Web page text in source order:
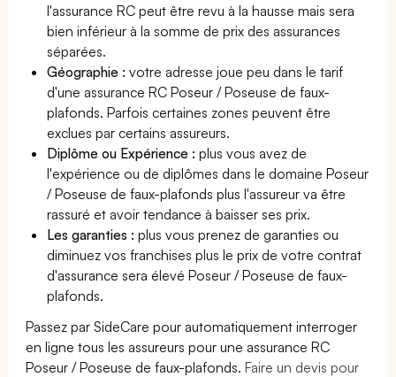
l'assurance RC peut être revu à la hausse mais sera
bien inférieur à la somme de prix des assurances
séparées.
Géographie :votre adresse joue peu dans le tarif
d'une assurance RC Poseur / Poseuse de faux-
plafonds. Parfois certaines zones peuvent être
exclues par certains assureurs.
Diplôme ou Expérience :plus vous avez de
l'expérience ou de diplômes dans le domaine Poseur
/ Poseuse de faux-plafonds plus l'assureur va être
rassuré et avoir tendance à baisser ses prix.
Les garanties :plus vous prenez de garanties ou
diminuez vos franchises plus le prix de votre contrat
d'assurance sera élevé Poseur / Poseuse de faux-
plafonds.
Passez par SideCare pour automatiquement interroger
en ligne tous les assureurs pour une assurance RC
Poseur / Poseuse de faux-plafonds.Faire un devis pour